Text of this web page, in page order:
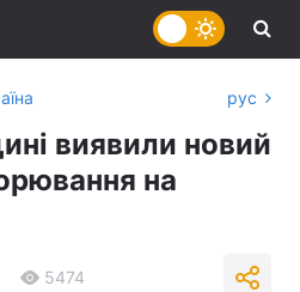
рус
виявили новий
на
5474